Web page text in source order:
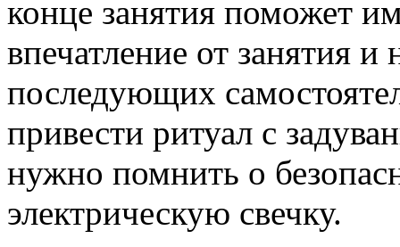
конце занятия поможет
впечатление от занятия и
последующих
привести ритуал с
нужно помнить о
электрическую свечку.